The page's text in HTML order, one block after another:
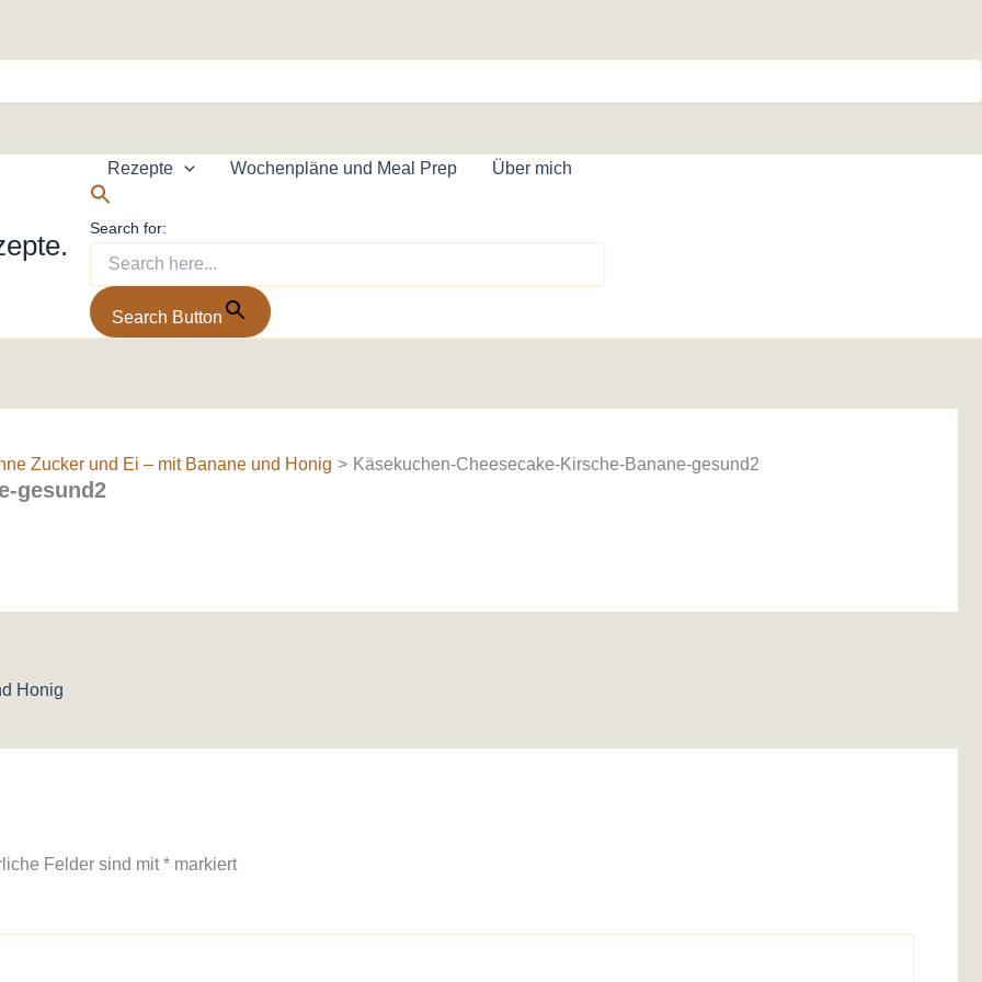
Rezepte Wochenpläne und Meal Prep Über mich
Search for:
Search Button
Zucker und Ei – mit Banane und Honig Käsekuchen-Cheesecake-Kirsche-Banane-gesund2
gesund2
Honig
Felder sind mit* markiert